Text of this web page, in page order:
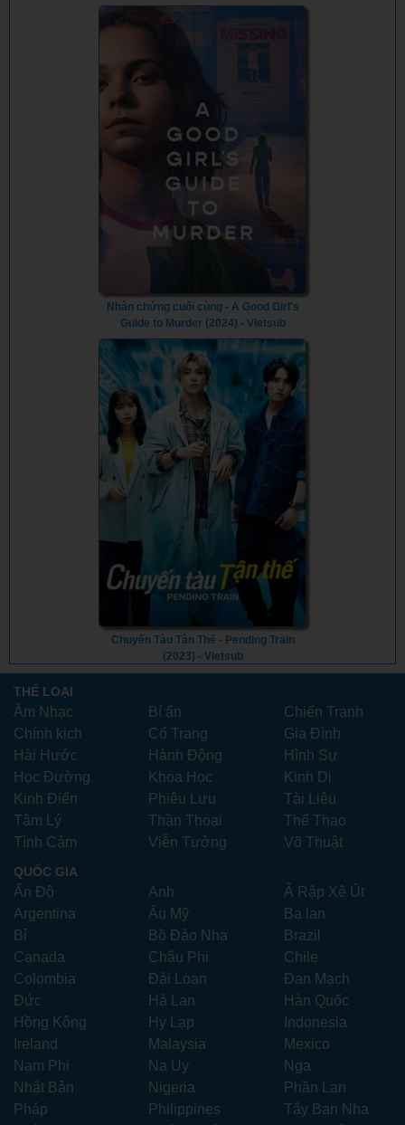
Nhân chứng cuối cùng - A Good Girl's
Guide to Murder (2024) - Vietsub
Chuyến Tàu Tận Thế - Pending Train
(2023) - Vietsub
THỂ LOẠI
Âm Nhạc Bí ẩn
Chiến Tranh
Chính kịch
Cổ Trang
Gia Đình
Hài Hước
Hành Động
Hình Sự
Học Đường
Khoa Học
Kinh Dị
Kinh Điển
Phiêu Lưu
Tài Liệu
Tâm Lý
Thần Thoại
Thể Thao
Tình Cảm
Viễn Tưởng Võ Thuật
QUỐC GIA
Ấn Độ Anh
Ả Rập Xê Út
Argentina
Âu Mỹ
Ba lan
Bỉ
Bồ Đào Nha
Brazil
Canada
Châu Phi
Chile
Colombia
Đài Loan
Đan Mạch
Đức
Hà Lan
Hàn Quốc
Hồng Kông
Hy Lạp
Indonesia
Ireland
Malaysia
Mexico
Nam Phi
Na Uy
Nga
Nhật Bản
Nigeria
Phần Lan
Pháp
Philippines
Tây Ban Nha